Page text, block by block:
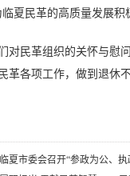
夏民革的高质量发展积
对民革组织的关怀与慰
革各项工作，做到退休
夏市委会召开“参政为公、